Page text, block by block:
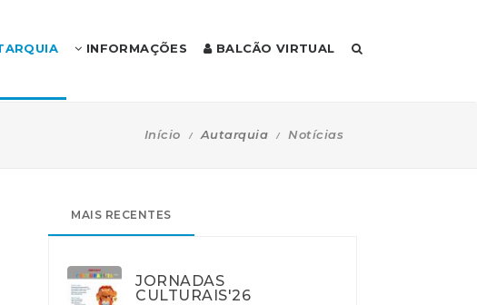
INFORMAÇÕES BALCÃO VIRTUAL
Início Autarquia Notícias
MAIS RECENTES
JORNADAS
CULTURAIS'26